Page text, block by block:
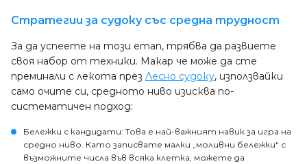
Стратегии за судоку със средна трудност
За да успеете на този етап, трябва да развиете
своя набор от техники. Макар че може да сте
преминали с лекота през Лесно судоку, използвайки
само очите си, средното ниво изисква по-
систематичен подход:
Бележки с кандидати: Това е най-важният навик за игра на
средно ниво. Като записвате малки „моливни бележки“ с
възможните числа във всяка клетка, можете да